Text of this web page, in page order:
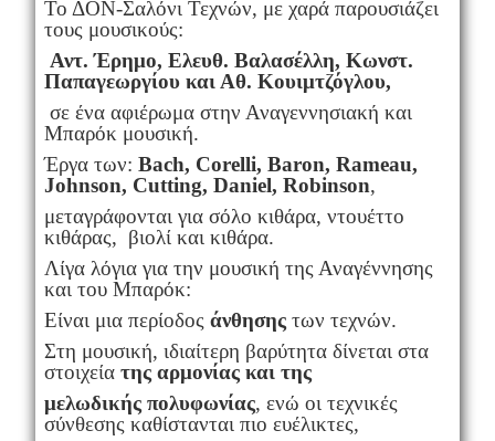
Το ΔΟΝ-Σαλόνι Τεχνών, με χαρά παρουσιάζει
τους μουσικούς:
Αντ. Έρημο, Ελευθ. Βαλασέλλη, Κωνστ.
Παπαγεωργίου και Αθ. Κουιμτζόγλου,
σε ένα αφιέρωμα στην Αναγεννησιακή και
Μπαρόκ μουσική.
Έργα των: Bach, Corelli, Baron, Rameau,
Johnson, Cutting, Daniel, Robinson,
μεταγράφονται για σόλο κιθάρα, ντουέττο
κιθάρας, βιολί και κιθάρα.
Λίγα λόγια για την μουσική της Αναγέννησης
και του Μπαρόκ:
Είναι μια περίοδος άνθησηςτων τεχνών.
Στη μουσική, ιδιαίτερη βαρύτητα δίνεται στα
στοιχεία της αρμονίας και της
μελωδικής πολυφωνίας, ενώ οι τεχνικές
σύνθεσης καθίστανται πιο ευέλικτες,